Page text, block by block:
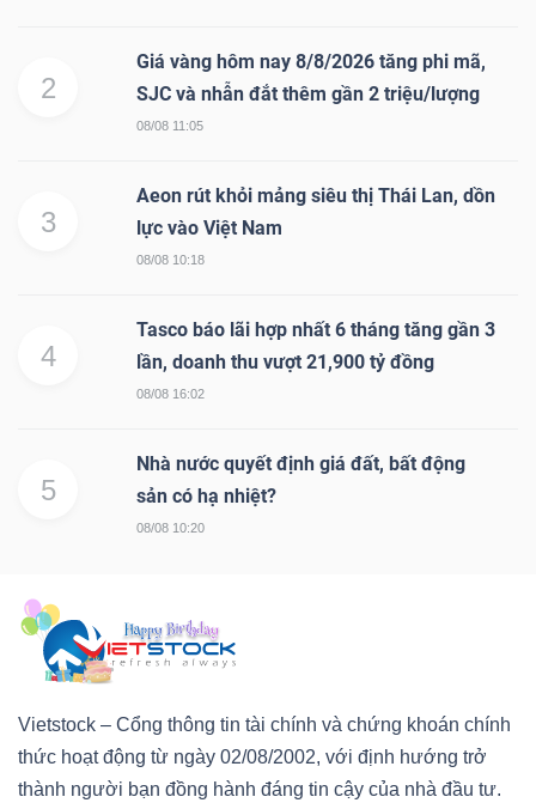
2
Giá vàng hôm nay 8/8/2026 tăng phi mã,
SJC và nhẫn đắt thêm gần 2 triệu/lượng
08/08 11:05
3
Aeon rút khỏi mảng siêu thị Thái Lan, dồn
lực vào Việt Nam
08/08 10:18
4
Tasco báo lãi hợp nhất 6 tháng tăng gần 3
lần, doanh thu vượt 21,900 tỷ đồng
08/08 16:02
5
Nhà nước quyết định giá đất, bất động
sản có hạ nhiệt?
08/08 10:20
Vietstock – Cổng thông tin tài chính và chứng khoán chính
thức hoạt động từ ngày 02/08/2002, với định hướng trở
thành người bạn đồng hành đáng tin cậy của nhà đầu tư.